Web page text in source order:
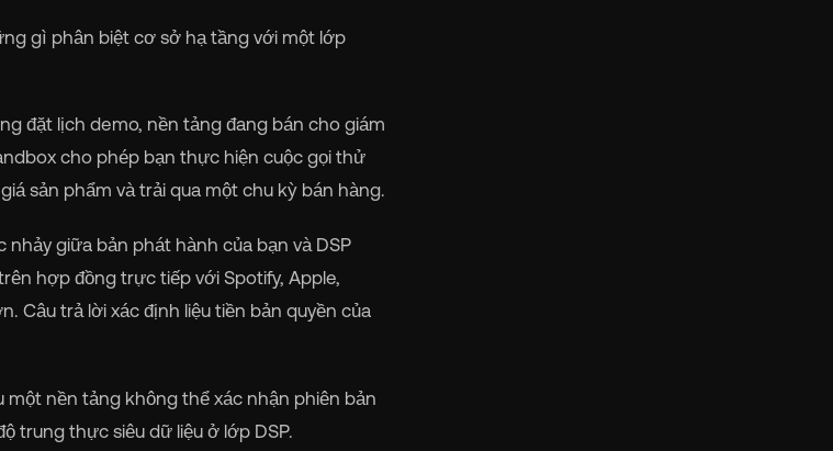
gì phân biệt cơ sở hạ tầng với một lớp
đặt lịch demo, nền tảng đang bán cho giám
cho phép bạn thực hiện cuộc gọi thử
sản phẩm và trải qua một chu kỳ bán hàng.
nhảy giữa bản phát hành của bạn và DSP
hợp đồng trực tiếp với Spotify, Apple,
Câu trả lời xác định liệu tiền bản quyền của
một nền tảng không thể xác nhận phiên bản
trung thực siêu dữ liệu ở lớp DSP.